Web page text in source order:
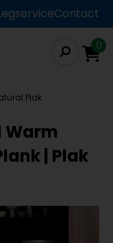
Contact
0
Plak
Warm
| Plak